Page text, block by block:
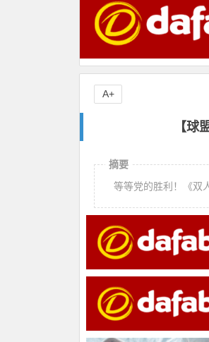
【球
A+
摘要
等等党的胜利！《双